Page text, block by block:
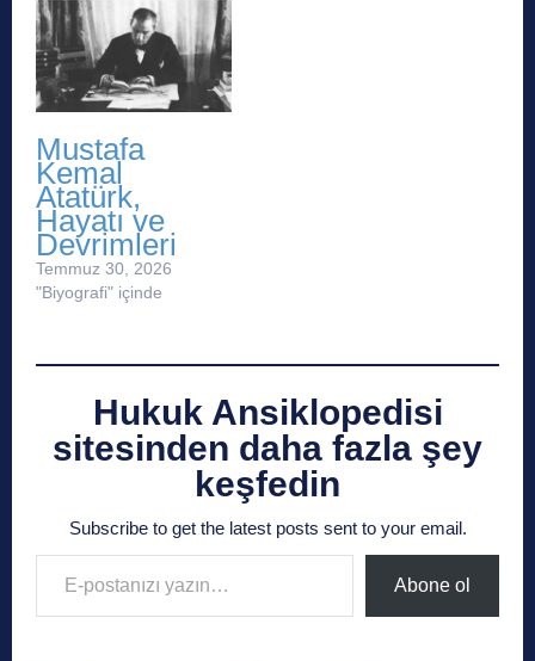
Mustafa
Kemal
Atatürk,
Hayatı ve
Devrimleri
Temmuz 30, 2026
"Biyografi" içinde
Hukuk Ansiklopedisi
sitesinden daha fazla şey
keşfedin
Subscribe to get the latest posts sent to your email.
E-postanızı yazın…
Abone ol